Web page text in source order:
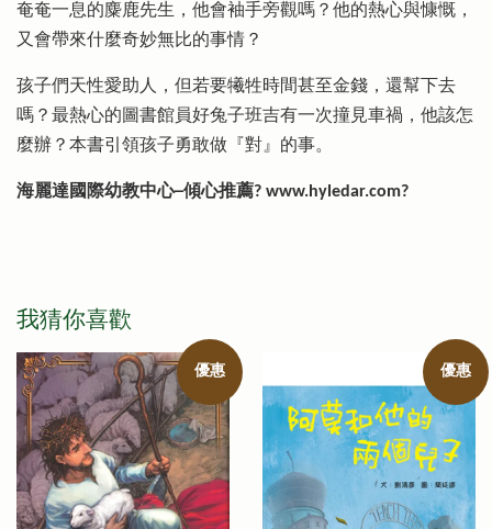
奄奄一息的麋鹿先生，他會袖手旁觀嗎？他的熱心與慷慨，
又會帶來什麼奇妙無比的事情？
孩子們天性愛助人，但若要犧牲時間甚至金錢，還幫下去
嗎？最熱心的圖書館員好兔子班吉有一次撞見車禍，他該怎
麼辦？本書引領孩子勇敢做『對』的事。
海麗達國際幼教中心─傾心推薦? www.hyledar.com?
我猜你喜歡
優惠 優惠